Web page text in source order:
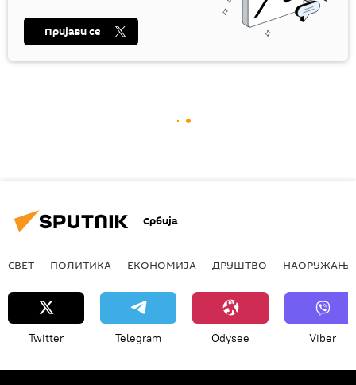
Пријави се
Србија
СВЕТ ПОЛИТИКА ЕКОНОМИЈА ДРУШТВО НАОРУЖАЊЕ
Twitter Telegram Odysee Viber